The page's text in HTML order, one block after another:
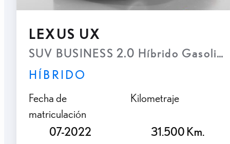
LEXUS UX
SUV BUSINESS 2.0 Híbrido
HÍBRIDO
Fecha de
matriculación
07-2022
Kilometraje
31.500 Km.